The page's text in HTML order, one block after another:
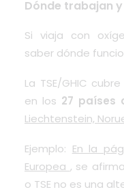
Dónde trabajan
Si viaja con
saber dónde
La TSE/GHIC
en los 27 países
Liechtenstein,
Ejemplo: En la
Europea , se
o TSE no es una